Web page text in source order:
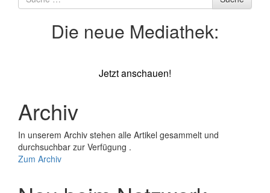
nach
Die neue Mediathek:
Jetzt anschauen!
Archiv
In unserem Archiv stehen alle Artikel gesammelt und
durchsuchbar zur Verfügung .
Zum Archiv